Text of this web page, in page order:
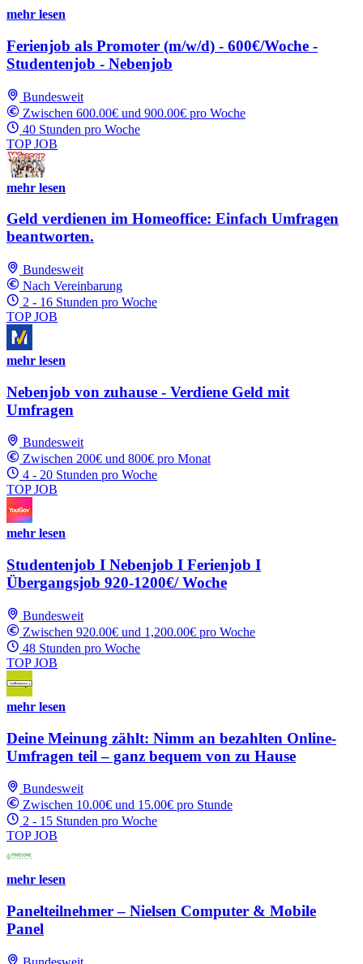
mehr lesen
Ferienjob als Promoter (m/w/d) - 600€/Woche -
Studentenjob - Nebenjob
Bundesweit
Zwischen 600.00€ und 900.00€ pro Woche
40 Stunden pro Woche
TOP JOB
mehr lesen
Geld verdienen im Homeoffice: Einfach Umfragen
beantworten.
Bundesweit
Nach Vereinbarung
2 - 16 Stunden pro Woche
TOP JOB
mehr lesen
Nebenjob von zuhause - Verdiene Geld mit
Umfragen
Bundesweit
Zwischen 200€ und 800€ pro Monat
4 - 20 Stunden pro Woche
TOP JOB
mehr lesen
Studentenjob I Nebenjob I Ferienjob I
Übergangsjob 920-1200€/ Woche
Bundesweit
Zwischen 920.00€ und 1,200.00€ pro Woche
48 Stunden pro Woche
TOP JOB
mehr lesen
Deine Meinung zählt: Nimm an bezahlten Online-
Umfragen teil – ganz bequem von zu Hause
Bundesweit
Zwischen 10.00€ und 15.00€ pro Stunde
2 - 15 Stunden pro Woche
TOP JOB
mehr lesen
Panelteilnehmer – Nielsen Computer & Mobile
Panel